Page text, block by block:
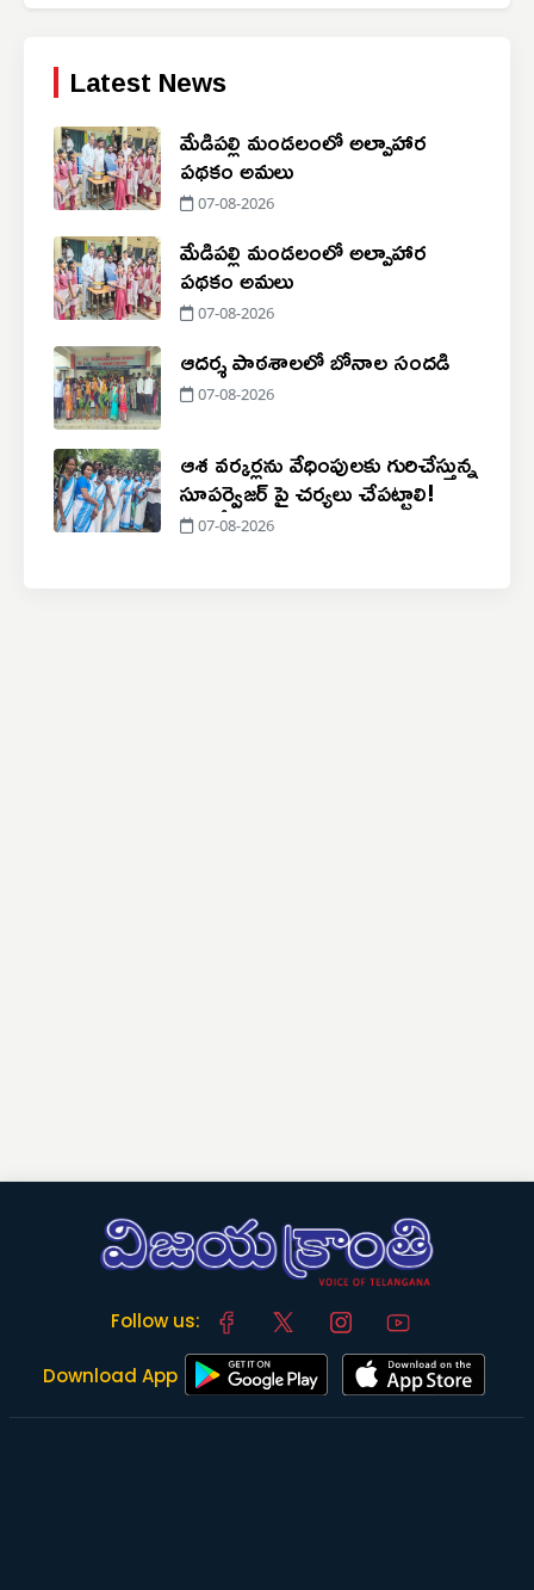
Latest News
మేడిపల్లి మండలంలో అల్పాహార
పథకం అమలు
07-08-2026
మేడిపల్లి మండలంలో అల్పాహార
పథకం అమలు
07-08-2026
ఆదర్శ పాఠశాలలో బోనాల సందడి
07-08-2026
ఆశ వర్కర్లను వేధింపులకు గురిచేస్తున్న
సూపర్వైజర్ పై చర్యలు చేపట్టాలి!
07-08-2026
Follow us:
Download App